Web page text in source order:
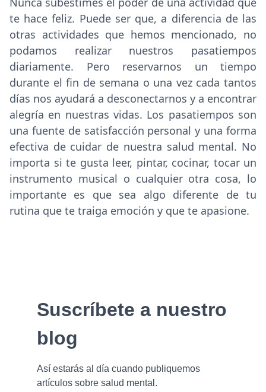
te hace feliz. Puede ser que, a diferencia de las
otras actividades que hemos mencionado, no
podamos realizar nuestros pasatiempos
diariamente. Pero reservarnos un tiempo
durante el fin de semana o una vez cada tantos
días nos ayudará a desconectarnos y a encontrar
alegría en nuestras vidas. Los pasatiempos son
una fuente de satisfacción personal y una forma
efectiva de cuidar de nuestra salud mental. No
importa si te gusta leer, pintar, cocinar, tocar un
instrumento musical o cualquier otra cosa, lo
importante es que sea algo diferente de tu
rutina que te traiga emoción y que te apasione.